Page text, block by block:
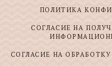
ПОЛИТИКА
СОГЛАСИЕ НА
СОГЛАСИЕ НА